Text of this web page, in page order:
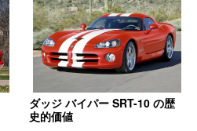
ダッジ バイパー SRT-10 の歴
史的価値